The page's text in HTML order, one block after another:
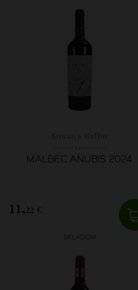
MALBEC ANUBIS 2024
11,22 €
SKLADOM